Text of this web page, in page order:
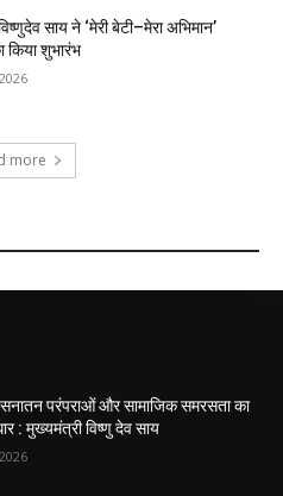
साय ने ‘मेरी बेटी–मेरा अभिमान’
किया शुभारंभ
more
परंपराओं और सामाजिक समरसता का
: मुख्यमंत्री विष्णु देव साय